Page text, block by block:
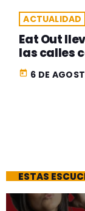
ACTUALIDAD
Eat Out
las calles
today 6 DE
ESTAS